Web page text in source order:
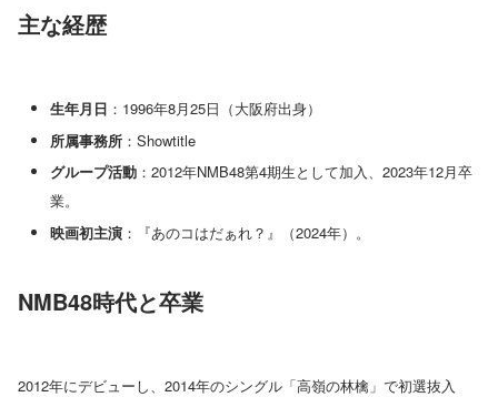
主な経歴
生年月日 ：1996年8月25日（大阪府出身）
所属事務所：Showtitle
グループ活動：2012年NMB48第4期生として加入、2023年12月卒
業。
映画初主演：『あのコはだぁれ？』（2024年）。
NMB48時代と卒業
2012年にデビューし、2014年のシングル「高嶺の林檎」で初選抜入